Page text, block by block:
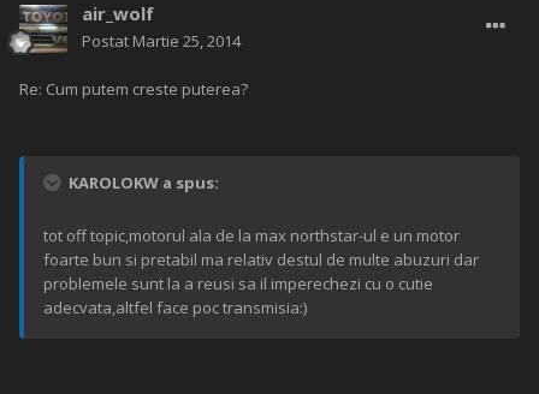
air_wolf
Postat Martie 25, 2014
Re: Cum putem creste puterea?
KAROLOKW a spus:
tot off topic,motorul ala de la max northstar-ul e un motor
foarte bun si pretabil ma relativ destul de multe abuzuri dar
problemele sunt la a reusi sa il imperechezi cu o cutie
adecvata,altfel face poc transmisia:)